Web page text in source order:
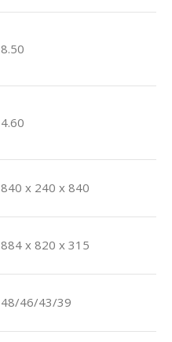
8.50
4.60
840 x 240 x 840
884 x 820 x 315
48/46/43/39